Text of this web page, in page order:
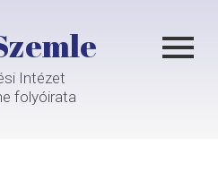
Intézet
folyóirata